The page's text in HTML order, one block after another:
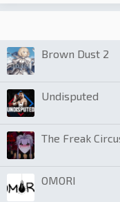
Brown Dust 2
Undisputed
The Freak
OMORI